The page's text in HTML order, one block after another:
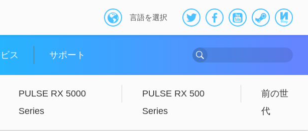
言語を選択
ス サポート
PULSE RX 5000
Series
PULSE RX 500
Series
前の世
代